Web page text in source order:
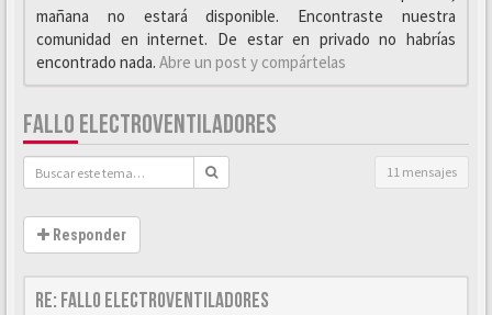
mañana no estará disponible. Encontraste nuestra
comunidad en internet. De estar en privado no habrías
encontrado nada. Abre un post y compártelas
FALLO ELECTROVENTILADORES
11 mensajes
Responder
Re: Fallo Electroventiladores